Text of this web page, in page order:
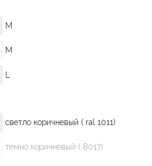
М
M
L
светло коричневый ( ral 1011)
темно коричневый ( 8017)